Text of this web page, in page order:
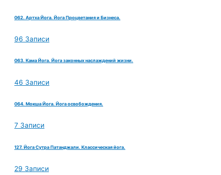
062. Артха Йога. Йога Процветания и Бизнеса.
96 Записи
063. Кама Йога. Йога законных наслаждений жизни.
46 Записи
064. Мокша Йога. Йога освобождения.
7 Записи
127. Йога Сутра Патанджали. Классическая йога.
29 Записи